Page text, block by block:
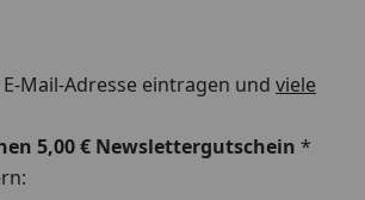
Mail-Adresse eintragen und viele
5,00 € Newslettergutschein *